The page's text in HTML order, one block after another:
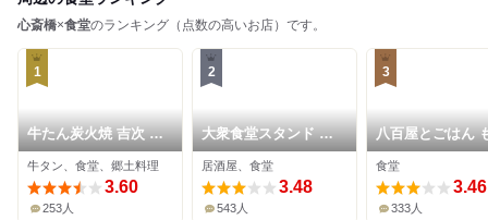
心斎橋×食堂のランキング（点数の高いお店）です。
1
牛たん炭火焼 吉次 鰻
谷店
牛タン、食堂、郷土料理
3.60
253人
2
大衆食堂スタンド そ
のだ 心斎橋PARCO店
居酒屋、食堂
3.48
543人
3
八百屋とごはん
した
食堂
3.46
333人